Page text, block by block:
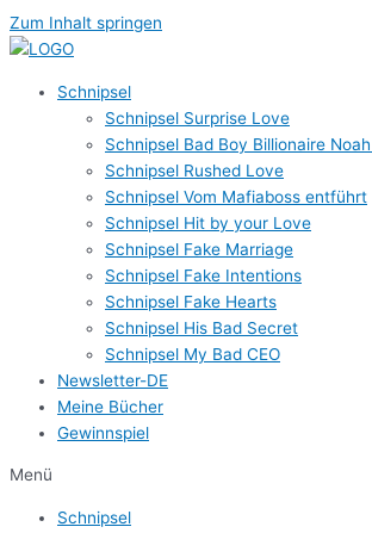
Zum Inhalt springen
Schnipsel
Schnipsel Surprise Love
Schnipsel Bad Boy Billionaire
Schnipsel Rushed Love
Schnipsel Vom Mafiaboss entführt
Schnipsel Hit by your Love
Schnipsel Fake Marriage
Schnipsel Fake Intentions
Schnipsel Fake Hearts
Schnipsel His Bad Secret
Schnipsel My Bad CEO
Newsletter-DE
Meine Bücher
Gewinnspiel
Menü
Schnipsel